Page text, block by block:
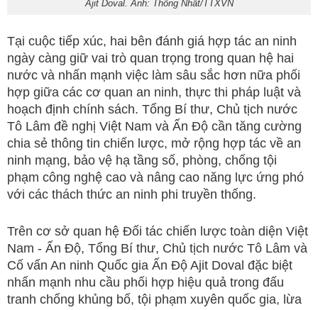
Ajit Doval. Ảnh: Thống Nhất/TTXVN
Tại cuộc tiếp xúc, hai bên đánh giá hợp tác an ninh
ngày càng giữ vai trò quan trọng trong quan hệ hai
nước và nhấn mạnh việc làm sâu sắc hơn nữa phối
hợp giữa các cơ quan an ninh, thực thi pháp luật và
hoạch định chính sách. Tổng Bí thư, Chủ tịch nước
Tô Lâm đề nghị Việt Nam và Ấn Độ cần tăng cường
chia sẻ thông tin chiến lược, mở rộng hợp tác về an
ninh mạng, bảo vệ hạ tầng số, phòng, chống tội
phạm công nghệ cao và nâng cao năng lực ứng phó
với các thách thức an ninh phi truyền thống.
Trên cơ sở quan hệ Đối tác chiến lược toàn diện Việt
Nam - Ấn Độ, Tổng Bí thư, Chủ tịch nước Tô Lâm và
Cố vấn An ninh Quốc gia Ấn Độ Ajit Doval đặc biệt
nhấn mạnh nhu cầu phối hợp hiệu quả trong đấu
tranh chống khủng bố, tội phạm xuyên quốc gia, lừa